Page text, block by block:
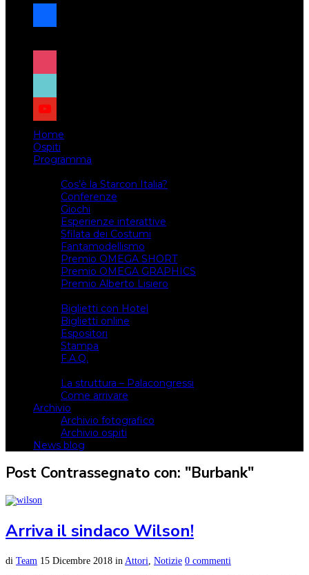
facebook
x
instagram
tiktok
youtube
Home
Ospiti
Programma
Cos’è la Starcon Italia?
Conferenze
Giochi
Esperienze interattive
Sfilata dei Costumi
Fantamodellismo
Premio OMEGA SHORT
Premio OMEGA GRAPHICS
Premio Alberto Lisiero
Biglietti con Hotel
Biglietti online
Espositori
Stampa
F.A.Q.
La struttura – Palacongressi
Come arrivare
Archivio
Archivio fotografico
Archivio ospiti
News blog
Post Contrassegnato con: "Burbank"
Arriva il sindaco Wilson!
di Team 15 Dicembre 2018 in Attori Notizie 0 commenti